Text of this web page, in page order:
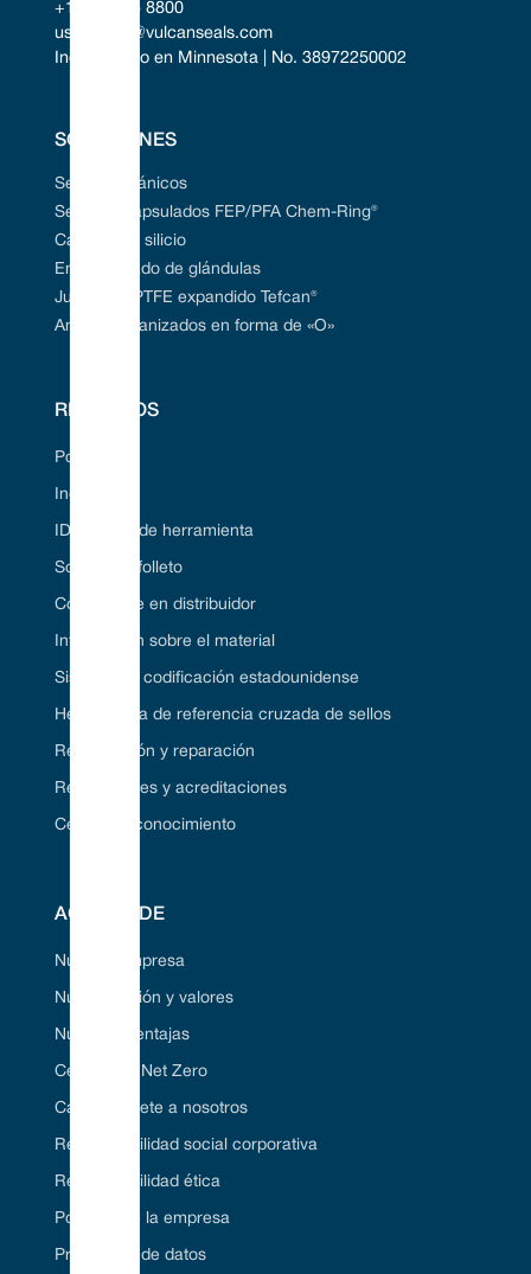
+1 952 955 8800
uscontact@vulcanseals.com
Incorporado en Minnesota | No. 38972250002
SOLUCIONES
Sellos mecánicos
Sellos encapsulados FEP/PFA Chem-Ring®
Carburo de silicio
Empaquetado de glándulas
Juntas de PTFE expandido Tefcan®
Anillos vulcanizados en forma de «O»
RECURSOS
Portal web
Industrias
ID de sello de herramienta
Solicite un folleto
Conviértase en distribuidor
Información sobre el material
Sistema de codificación estadounidense
Herramienta de referencia cruzada de sellos
Restauración y reparación
Regulaciones y acreditaciones
Centro de conocimiento
ACERCA DE
Nuestra empresa
Nuestra visión y valores
Nuestras ventajas
Certificado Net Zero
Carrera/Únete a nosotros
Responsabilidad social corporativa
Responsabilidad ética
Políticas de la empresa
Protección de datos